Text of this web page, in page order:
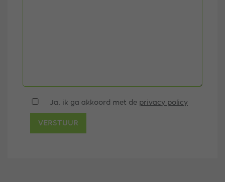
Ja, ik ga akkoord met de privacy policy
VERSTUUR